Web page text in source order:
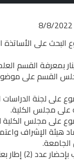
على الأساتذة
بمعرفة القسم
القسم على موضوع
لجنة الدراسات
على مجلس الكلية.
على مجلس الكلية
هيئة الإشراف
- يقوم الطالب